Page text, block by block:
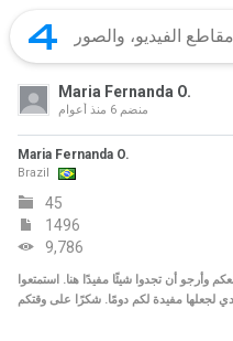
Maria Fernanda O.
منضم
Maria Fernanda O.
Brazil
45
1496
9,786
أن تجدوا شيئًا مفيدًا هنا. استمتعوا